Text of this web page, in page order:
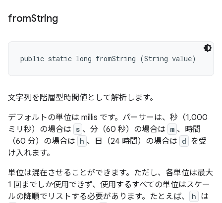
fromString
public static long fromString (String value)
文字列を階層型時間値として解析します。
デフォルトの単位は millis です。パーサーは、秒（1,000
ミリ秒）の場合は s 、分（60 秒）の場合は m 、時間
（60 分）の場合は h 、日（24 時間）の場合は d を受
け入れます。
単位は混在させることができます。ただし、各単位は最大
1 回までしか使用できず、使用するすべての単位はスケー
ルの降順でリストする必要があります。たとえば、
h は